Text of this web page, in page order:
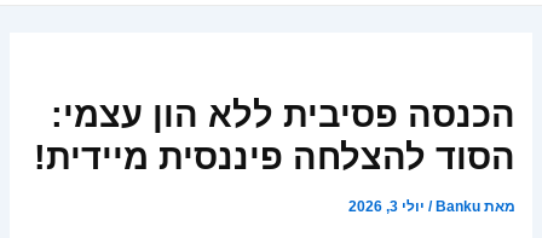
הכנסה פסיבית ללא הון עצמי:
הסוד להצלחה פיננסית מיידית!
מאתBanku
/ יולי 3, 2026